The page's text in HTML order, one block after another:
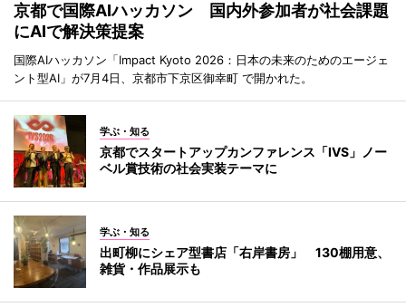
京都で国際AIハッカソン 国内外参加者が社会課題
にAIで解決策提案
国際AIハッカソン「Impact Kyoto 2026：日本の未来のためのエージェ
ント型AI」が7月4日、京都市下京区御幸町 で開かれた。
学ぶ・知る
京都でスタートアップカンファレンス「IVS」ノー
ベル賞技術の社会実装テーマに
学ぶ・知る
出町柳にシェア型書店「右岸書房」 130棚用意、
雑貨・作品展示も